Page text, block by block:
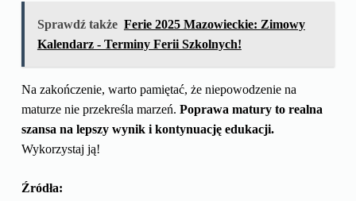
Sprawdź także Ferie 2025 Mazowieckie: Zimowy
Kalendarz - Terminy Ferii Szkolnych!
Na zakończenie, warto pamiętać, że niepowodzenie na
maturze nie przekreśla marzeń. Poprawa matury to realna
szansa na lepszy wynik i kontynuację edukacji.
Wykorzystaj ją!
Źródła: